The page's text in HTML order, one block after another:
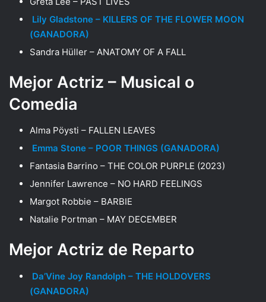
Lily Gladstone – KILLERS OF THE FLOWER MOON
(GANADORA)
Sandra Hüller – ANATOMY OF A FALL
Mejor Actriz – Musical o
Comedia
Alma Pöysti – FALLEN LEAVES
Emma Stone – POOR THINGS (GANADORA)
Fantasia Barrino – THE COLOR PURPLE (2023)
Jennifer Lawrence – NO HARD FEELINGS
Margot Robbie – BARBIE
Natalie Portman – MAY DECEMBER
Mejor Actriz de Reparto
Da’Vine Joy Randolph – THE HOLDOVERS
(GANADORA)